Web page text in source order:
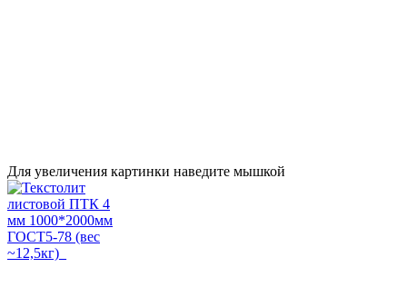
Для увеличения картинки наведите мышкой